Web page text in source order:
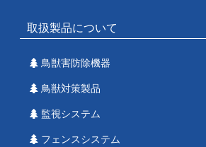
取扱製品について
鳥獣害防除機器
鳥獣対策製品
監視システム
フェンスシステム